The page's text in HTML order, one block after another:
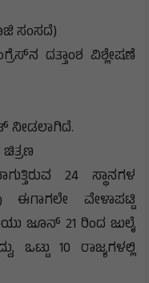
ಸಂಸದೆ)
ದತ್ತಾಂಶ ವಿಶ್ಲೇಷಣೆ
24 ಸ್ಥಾನಗಳ
ವೇಳಾಪಟ್ಟಿ
ಜೂನ್ 21 ರಿಂದ ಜುಲೈ
ಒಟ್ಟು 10 ರಾಜ್ಯಗಳಲ್ಲಿ